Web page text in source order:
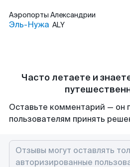
Аэропорты Александрии
Эль-Нужа ALY
Часто летаете и
Оставьте комментарий — он
пользователям принять